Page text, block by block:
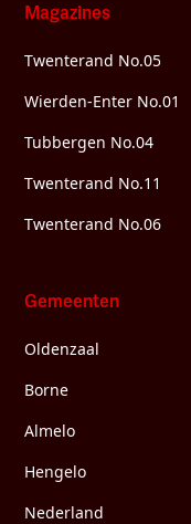
Magazines
Twenterand No.05
Wierden-Enter No.01
Tubbergen No.04
Twenterand No.11
Twenterand No.06
Gemeenten
Oldenzaal
Borne
Almelo
Hengelo
Nederland